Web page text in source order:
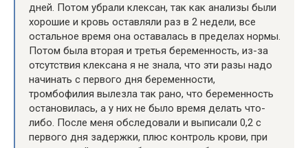
дней. Потом убрали клексан, так как анализы были
хорошие и кровь оставляли раз в 2 недели, все
остальное время она оставалась в пределах нормы.
Потом была вторая и третья беременность, из-за
отсутствия клексана я не знала, что эти разы надо
начинать с первого дня беременности,
тромбофилия вылезла так рано, что беременность
остановилась, а у них не было время делать что-
либо. После меня обследовали и выписали 0,2 с
первого дня задержки, плюс контроль крови, при